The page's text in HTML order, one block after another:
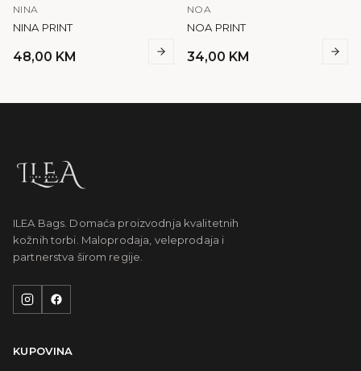
NINA
NINA PRINT
48,00 KM
NOA
NOA PRINT
34,00 KM
ILEA Bags. Domaća proizvodnja kvalitetnih
kožnih torbi. Maloprodaja, veleprodaja i
partnerstva širom regije.
KUPOVINA